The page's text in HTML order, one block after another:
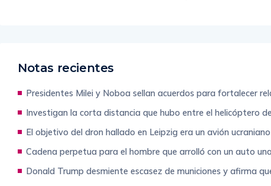
Notas recientes
Presidentes Milei y Noboa sellan acuerdos para fortalecer
Investigan la corta distancia que hubo entre el helicóptero
El objetivo del dron hallado en Leipzig era un avión
Cadena perpetua para el hombre que arrolló con un auto
Donald Trump desmiente escasez de municiones y afirma